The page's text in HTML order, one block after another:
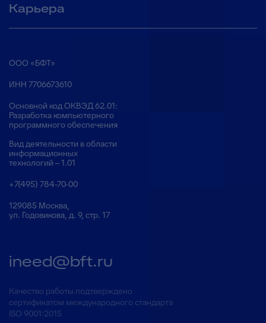
Карьера
ООО «БФТ»
ИНН 7706673610
Основной код ОКВЭД 62.01:
Разработка компьютерного
программного обеспечения
Вид деятельности в области
информационных
технологий – 1.01
+7(495) 784-70-00
129085 Москва,
ул. Годовикова, д. 9, стр. 17
ineed@bft.ru
Качество работы подтверждено
сертификатом международного стандарта
ISO 9001:2015